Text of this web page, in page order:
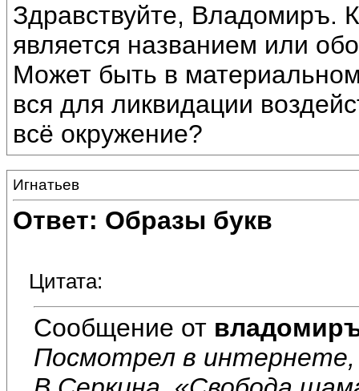
Здравствуйте, Владомиръ.
является названием или
Может быть в
вся для ликвидации
всё окружение?
Игнатьев
Ответ: Образы букв
Цитата:
Сообщение от
Посмотрел в интернете,